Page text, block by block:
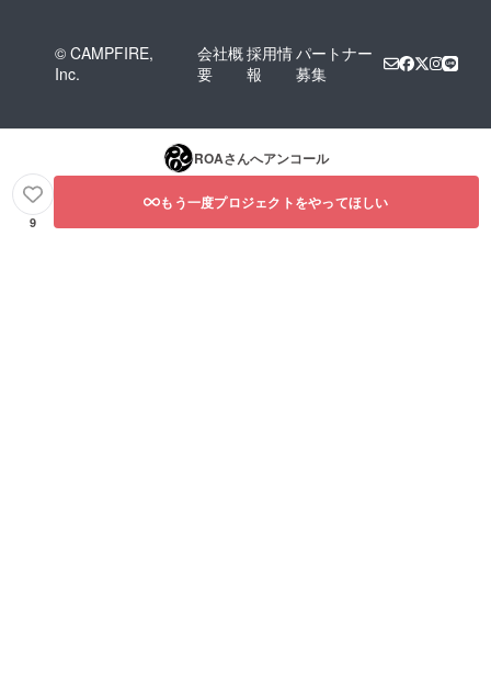
© CAMPFIRE,
Inc.
会社概
要
採用情
報
パートナー
募集
ROAさんへアンコール
9
もう一度プロジェクトをやってほしい